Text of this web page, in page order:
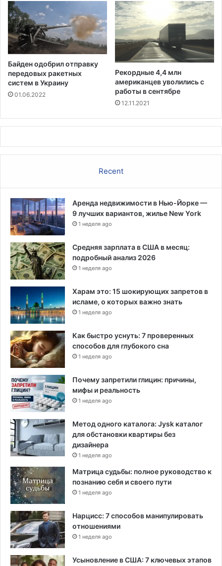
е
о
т
5
д
о
1
1
л
е
п
в
и
в
к
и
о
т
C
O
D
1
9
о
с
л
е
д
и
м
я
Байден одобрил отправку
передовых ракетных
систем в Украину
01.06.2022
Рекордные 4,4 млн
американцев уволились с
работы в сентябре
12.11.2021
Recent
Аренда недвижимости в Нью-Йорке —
9 лучших вариантов, жилье New York
1 неделя ago
Средняя зарплата в США в месяц:
подробный анализ 2026
1 неделя ago
Харам это: 15 шокирующих запретов в
исламе, о которых важно знать
1 неделя ago
Как быстро уснуть: 7 проверенных
способов для глубокого сна
1 неделя ago
Почему запретили глицин: причины,
мифы и реальность
1 неделя ago
Метод одного каталога: Jysk каталог
для обстановки квартиры без
дизайнера
1 неделя ago
Матрица судьбы: полное руководство к
познанию себя и своего пути
1 неделя ago
Нарцисс: 7 способов манипулировать
отношениями
1 неделя ago
Усыновление в США: 7 ключевых этапов